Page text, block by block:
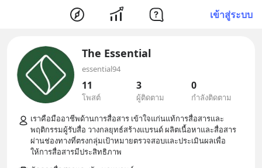
เข้าสู่ระบบ
The Essential
essential94
11
โพสต์
3
ผู้ติดตาม
0
กำลังติดตาม
เราคือมืออาชีพด้านการสื่อสาร เข้าใจแก่นแท้การสื่อสารและ
พฤติกรรมผู้รับสื่อ วางกลยุทธ์สร้างแบรนด์ ผลิตเนื้อหาและสื่อสาร
ผ่านช่องทางที่ตรงกลุ่มเป้าหมายตรวจสอบและประเมินผลเพื่อ